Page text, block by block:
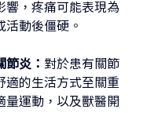
響，疼痛可能表現為
活動後僵硬。
節炎： 對於患有關節
適的生活方式至關重
量運動，以及獸醫開